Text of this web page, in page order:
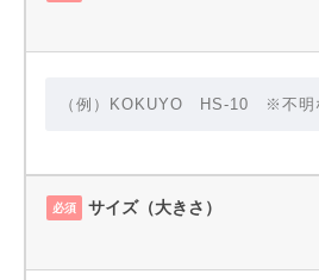
必須 サイズ（大きさ）